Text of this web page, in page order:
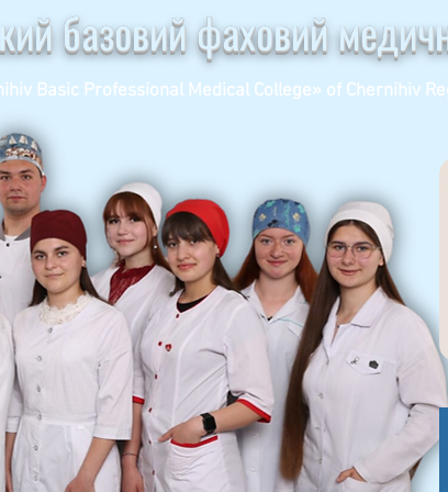
базовий фаховий
Basic Professional Medical College» of Chernihiv